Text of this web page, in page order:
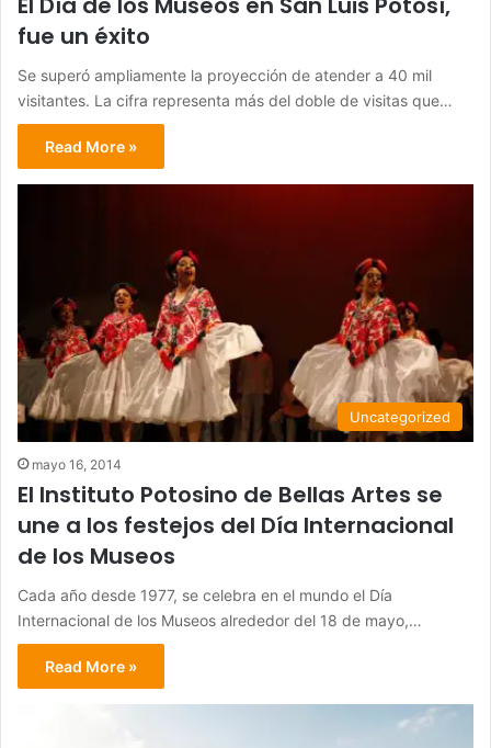
fue un éxito
Se superó ampliamente la proyección de atender a 40 mil
visitantes. La cifra representa más del doble de visitas que…
Read More »
Uncategorized
mayo 16, 2014
El Instituto Potosino de Bellas Artes se
une a los festejos del Día Internacional
de los Museos
Cada año desde 1977, se celebra en el mundo el Día
Internacional de los Museos alrededor del 18 de mayo,…
Read More »